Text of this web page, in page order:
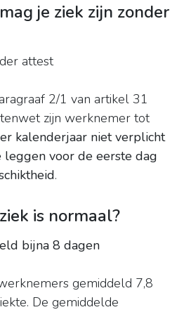
je ziek zijn zonder
attest
2/1 van artikel 31
zijn werknemer tot
kalenderjaar niet verplicht
voor de eerste dag
.
is normaal?
bijna 8 dagen
gemiddeld 7,8
De gemiddelde